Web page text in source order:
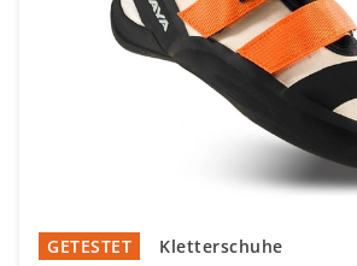
Kletterschuhe
GETESTET